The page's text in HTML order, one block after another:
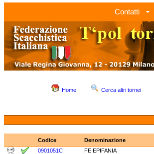
Contatti
Home Cerca altri tornei
Codice Denominazione
0901051C
FE EPIFANIA